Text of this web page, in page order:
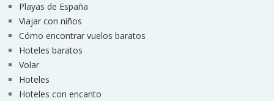
Playas de España
Viajar con niños
Cómo encontrar vuelos baratos
Hoteles baratos
Volar
Hoteles
Hoteles con encanto